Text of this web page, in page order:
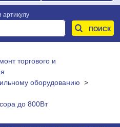
артикулу
торгового и
оборудованию >
до 800Вт